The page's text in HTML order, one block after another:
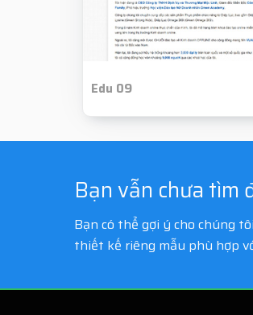
Edu 09
Bạn vẫn chưa tìm
Bạn có thể gợi ý cho chúng
thiết kế riêng mẫu phù hợp